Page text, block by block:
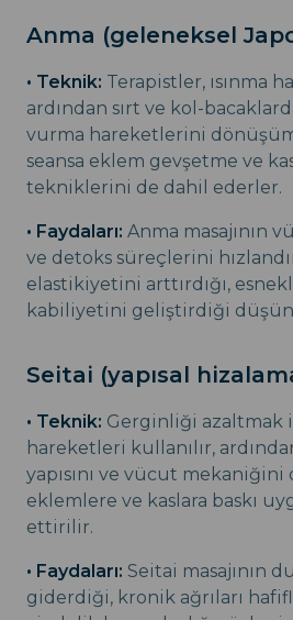
Anma (geleneksel
• Teknik: Terapistler, ısınma
ardından sırt ve kol-
vurma hareketlerini
seansa eklem gevşetme ve
tekniklerini de dahil ederler.
• Faydaları: Anma masajının
ve detoks süreçlerini
elastikiyetini arttırdığı,
kabiliyetini geliştirdiği
Seitai (yapısal
• Teknik: Gerginliği azaltmak
hareketleri kullanılır,
yapısını ve vücut
eklemlere ve kaslara baskı
ettirilir.
• Faydaları: Seitai masajının
giderdiği, kronik ağrıları